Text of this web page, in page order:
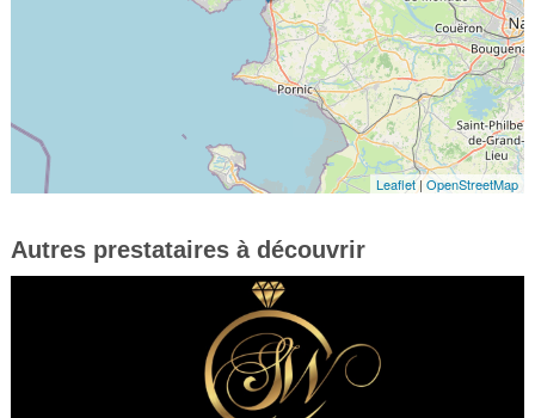
Leaflet|OpenStreetMap
Autres prestataires à découvrir